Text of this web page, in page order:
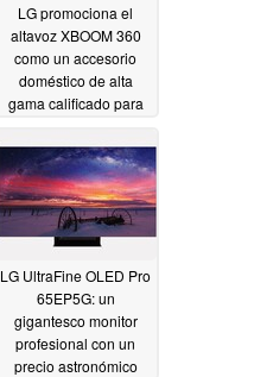
LG promociona el
altavoz XBOOM 360
como un accesorio
doméstico de alta
gama calificado para
audio 3D09/11/2021
LG UltraFine OLED Pro
65EP5G: un
gigantesco monitor
profesional con un
precio astronómico